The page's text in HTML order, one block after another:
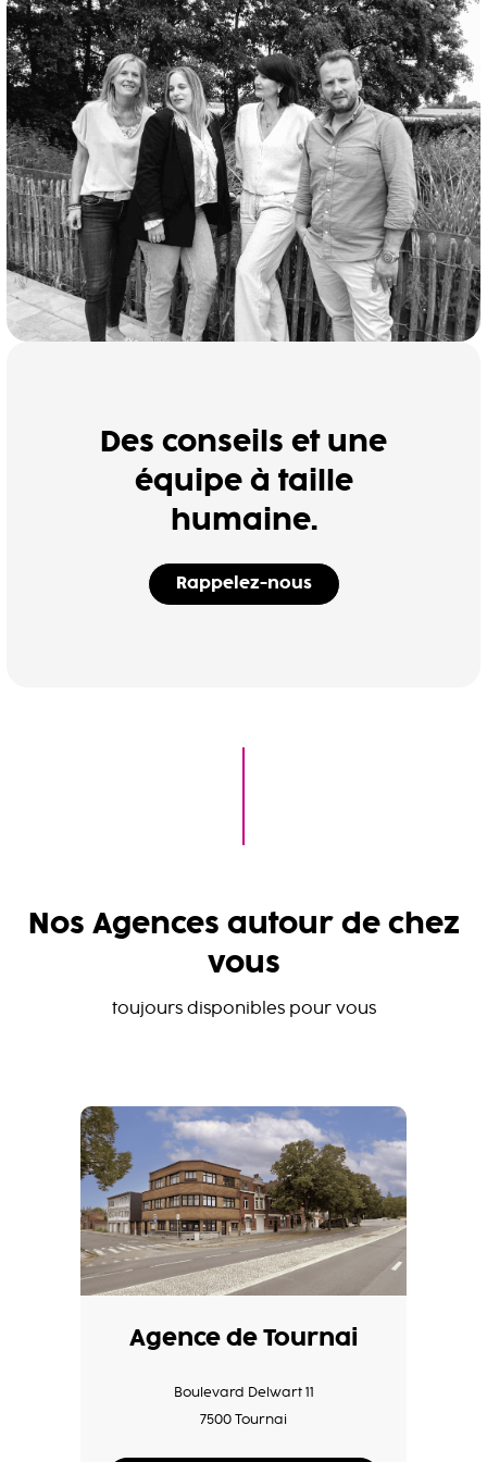
Des conseils et une
équipe à taille
humaine.
Rappelez-nous
Nos Agences autour de chez
vous
toujours disponibles pour vous
Agence de Tournai
Boulevard Delwart 11
7500 Tournai